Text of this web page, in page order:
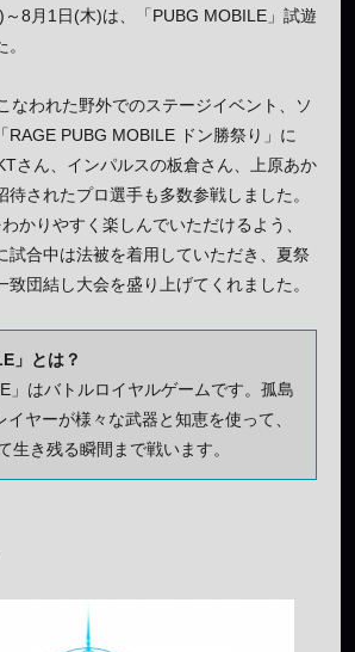
8月1日(木)は、「PUBG MOBILE」試遊
なわれた野外でのステージイベント、ソ
RAGE PUBG MOBILE ドン勝祭り」に
さん、インパルスの板倉さん、上原あか
待されたプロ選手も多数参戦しました。
かりやすく楽しんでいただけるよう、
試合中は法被を着用していただき、夏祭
致団結し大会を盛り上げてくれました。
」とは？
」はバトルロイヤルゲームです。孤島
ヤーが様々な武器と知恵を使って、
生き残る瞬間まで戦います。